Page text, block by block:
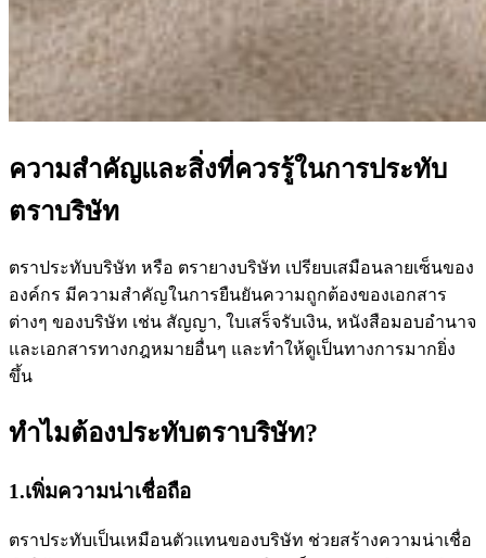
ความสำคัญและสิ่งที่ควรรู้ในการประทับ
ตราบริษัท
ตราประทับบริษัท หรือ ตรายางบริษัท เปรียบเสมือนลายเซ็นของ
องค์กร มีความสำคัญในการยืนยันความถูกต้องของเอกสาร
ต่างๆ ของบริษัท เช่น สัญญา, ใบเสร็จรับเงิน, หนังสือมอบอำนาจ
และเอกสารทางกฎหมายอื่นๆ และทำให้ดูเป็นทางการมากยิ่ง
ขึ้น
ทำไมต้องประทับตราบริษัท?
1.เพิ่มความน่าเชื่อถือ
ตราประทับเป็นเหมือนตัวแทนของบริษัท ช่วยสร้างความน่าเชื่อ